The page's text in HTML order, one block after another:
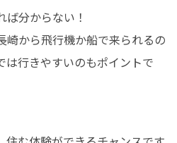
分からない！
崎から飛行機か船で来られるの
は行きやすいのもポイントで